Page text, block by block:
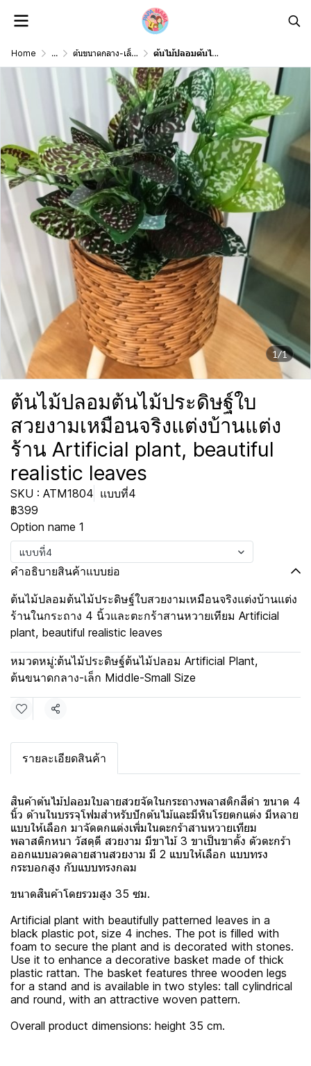
Home ... ต้นขนาดกลาง-เล็ก Middle-Small Size ต้นไม้ปลอมต้นไม้ประดิษฐ์ใบสวยงามเหมือนจริงแต่งบ้านแต่งร้าน Artificial plant, beautiful realistic leaves
1/1
ต้นไม้ปลอมต้นไม้ประดิษฐ์ใบ
สวยงามเหมือนจริงแต่งบ้านแต่ง
ร้าน Artificial plant, beautiful
realistic leaves
SKU : ATM1804 แบบที่4
฿399
Option name 1
แบบที่4
คำอธิบายสินค้าแบบย่อ
ต้นไม้ปลอมต้นไม้ประดิษฐ์ใบสวยงามเหมือนจริงแต่งบ้านแต่ง
ร้านในกระถาง 4 นิ้วและตะกร้าสานหวายเทียม Artificial
plant, beautiful realistic leaves
หมวดหมู่:ต้นไม้ประดิษฐ์ต้นไม้ปลอม Artificial Plant,
ต้นขนาดกลาง-เล็ก Middle-Small Size
แชร์
รายละเอียดสินค้า
สินค้าต้นไม้ปลอมใบลายสวยจัดในกระถางพลาสติกสีดำ ขนาด 4
นิ้ว ด้านในบรรจุโฟมสำหรับปักต้นไม้และมีหินโรยตกแต่ง มีหลาย
แบบให้เลือก มาจัดตกแต่งเพิ่มในตะกร้าสานหวายเทียม
พลาสติกหนา วัสดุดี สวยงาม มีขาไม้ 3 ขาเป็นขาตั้ง ตัวตะกร้า
ออกแบบลวดลายสานสวยงาม มี 2 แบบให้เลือก แบบทรง
กระบอกสูง กับแบบทรงกลม
ขนาดสินค้าโดยรวมสูง 35 ซม.
Artificial plant with beautifully patterned leaves in a
black plastic pot, size 4 inches. The pot is filled with
foam to secure the plant and is decorated with stones.
Use it to enhance a decorative basket made of thick
plastic rattan. The basket features three wooden legs
for a stand and is available in two styles: tall cylindrical
and round, with an attractive woven pattern.
Overall product dimensions: height 35 cm.